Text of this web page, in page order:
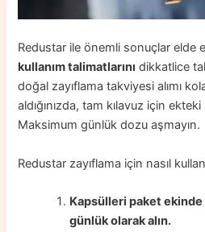
Redustar ile önemli sonuçlar elde
kullanım talimatlarını dikkatlice
doğal zayıflama takviyesi alımı
aldığınızda, tam kılavuz için
Maksimum günlük dozu aşmayın.
Redustar zayıflama için nasıl
Kapsülleri paket
günlük olarak alın.